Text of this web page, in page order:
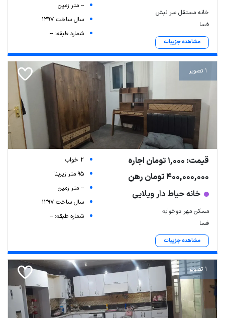
خانه مستقل سر نبش
فسا
مشاهده جزییات
-- متر زمین
سال ساخت 1397
شماره طبقه: --
1 تصویر
قیمت: 1,000 تومان اجاره
400,000,000 تومان رهن
خانه حیاط دار ویلایی
مسکن مهر دوخوابه
فسا
مشاهده جزییات
2 خواب
95 متر زیربنا
-- متر زمین
سال ساخت 1397
شماره طبقه: --
1 تصویر